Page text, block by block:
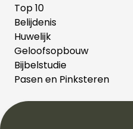
Top 10
Belijdenis
Huwelijk
Geloofsopbouw
Bijbelstudie
Pasen en Pinksteren